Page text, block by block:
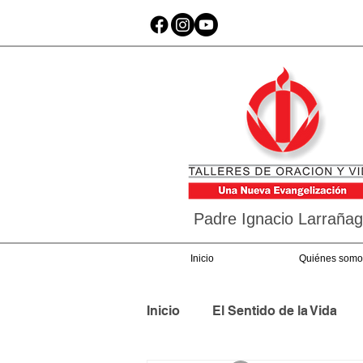
Padre Ignacio
Inicio Quiénes
Inicio El Sentido de la Vida